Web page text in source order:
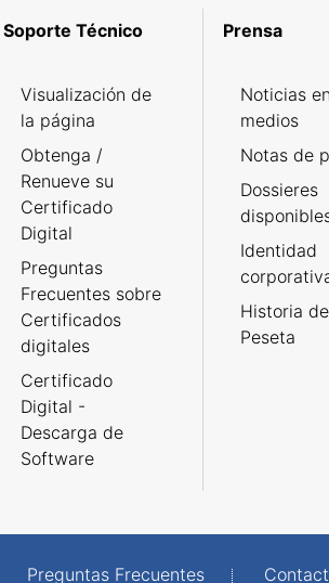
Soporte Técnico
Visualización de
la página
Obtenga /
Renueve su
Certificado
Digital
Preguntas
Frecuentes sobre
Certificados
digitales
Certificado
Digital -
Descarga de
Software
Prensa
Noticias
medios
Notas de
Dossieres
Identidad
Historia
Peseta
Preguntas Frecuentes